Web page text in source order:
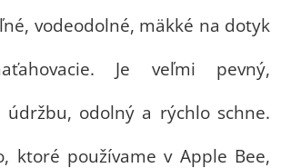
vodeodolné, mäkké na dotyk
Je veľmi pevný,
údržbu, odolný a rýchlo schne.
ktoré používame v Apple Bee,